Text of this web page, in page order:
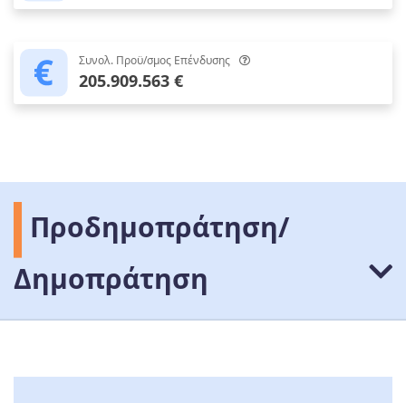
Συνολ. Προϋ/σμος Επένδυσης
205.909.563 €
Προδημοπράτηση/
Δημοπράτηση